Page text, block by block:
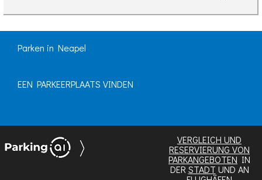
Parken in Neapel
EEN PARKEERPLAATS VINDEN
VERGLEICH UND
RESERVIERUNG VON
PARKANGEBOTEN IN
DER STADT UND AN